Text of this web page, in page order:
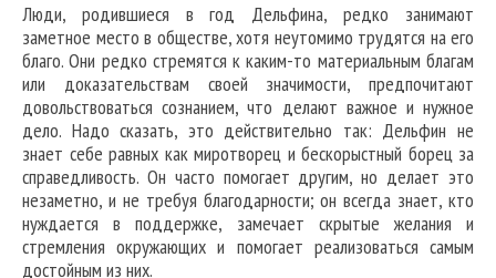
Люди, родившиеся в год Дельфина, редко занимают
заметное место в обществе, хотя неутомимо трудятся на его
благо. Они редко стремятся к каким-то материальным благам
или доказательствам своей значимости, предпочитают
довольствоваться сознанием, что делают важное и нужное
дело. Надо сказать, это действительно так: Дельфин не
знает себе равных как миротворец и бескорыстный борец за
справедливость. Он часто помогает другим, но делает это
незаметно, и не требуя благодарности; он всегда знает, кто
нуждается в поддержке, замечает скрытые желания и
стремления окружающих и помогает реализоваться самым
достойным из них.